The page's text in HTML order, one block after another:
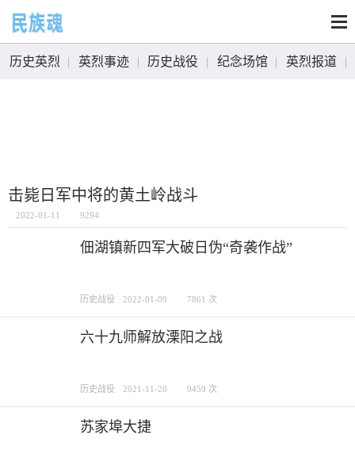
历史英烈 英烈事迹 历史战役 纪念场馆 英烈报道
击毙日军中将的黄土岭战斗
2022-01-11 9294
佃湖镇新四军大破日伪“奇袭作战”
历史战役 2022-01-09 7861 次
六十九师解放溧阳之战
历史战役 2021-11-20 9459 次
苏家埠大捷